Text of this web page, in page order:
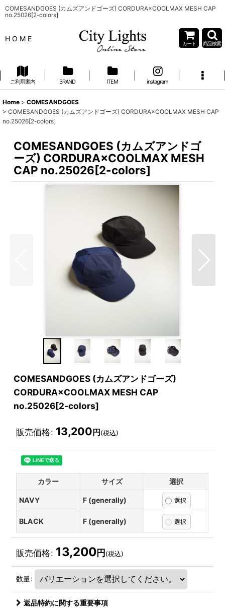
COMESANDGOES (カムズアンドゴーズ) CORDURA×COOLMAX MESH CAP
no.25026[2-colors]
H O M E
カート 商品検索
ご利用案内 BRAND ITEM instagram
Home > COMESANDGOES
> COMESANDGOES (カムズアンドゴーズ) CORDURA×COOLMAX MESH CAP
no.25026[2-colors]
COMESANDGOES (カムズアンドゴ
ーズ) CORDURA×COOLMAX MESH
CAP no.25026[2-colors]
COMESANDGOES (カムズアンドゴーズ)
CORDURA×COOLMAX MESH CAP
no.25026[2-colors]
販売価格: 13,200 円 (税込)
カラー サイズ 選択
NAVY F (generally)
BLACK F (generally)
販売価格: 13,200円(税込)
数量:
返品特約に関する重要事項